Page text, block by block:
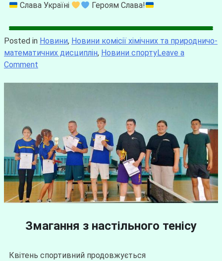
Слава Україні Героям Слава!
Posted in Новини, Новини комісії хімічних та природничо-
математичних дисциплін, Новини спортуLeave a
Comment
Змагання з настільного тенісу
Квітень спортивний продовжується